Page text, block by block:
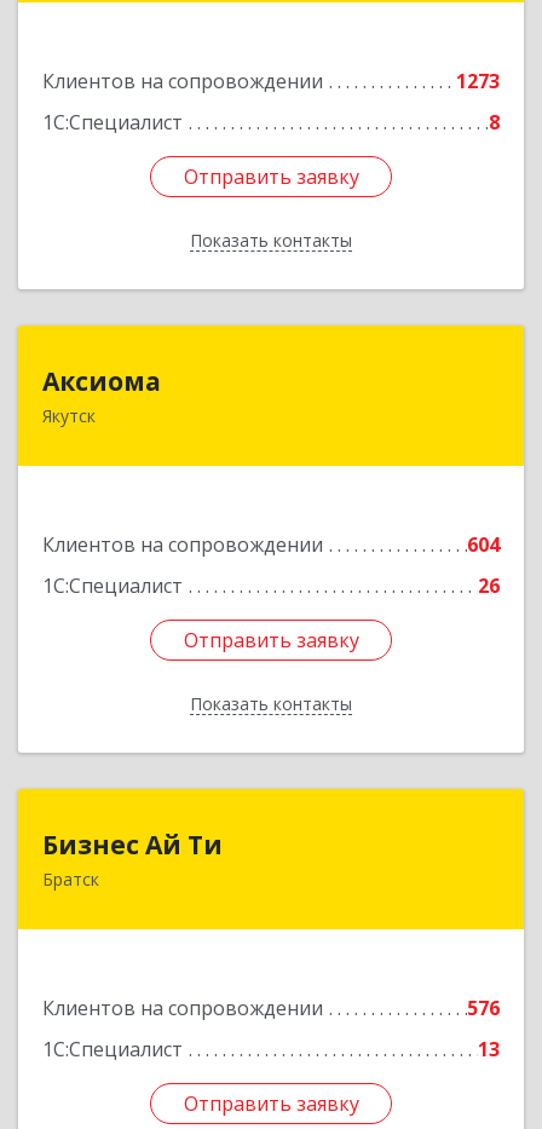
Клиентов на сопровождении
1273
1С:Специалист
8
Отправить заявку
Показать контакты
Отправить заявку
Назад
Аксиома
Якутск
Клиентов на сопровождении
604
1С:Специалист
26
Отправить заявку
Показать контакты
677000, Саха /Якутия/ Респ, Якутск г, Чиряева
Отправить заявку
Назад
Бизнес Ай Ти
Братск
Клиентов на сопровождении
576
1С:Специалист
13
Отправить заявку
665717, Иркутская обл, Братск г, Центральный
Отправить заявку